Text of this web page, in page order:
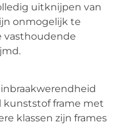
uitknijpen van
onmogelijk te
vasthoudende
kunststof frame met
klassen zijn frames